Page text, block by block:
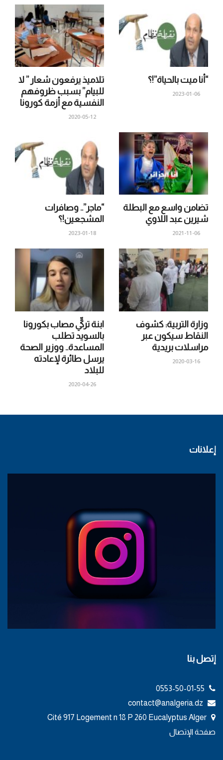
تلاميذ يرفعون شعار ” لا
للبيام” بسبب ظروفهم
النفسية مع أزمة كورونا
2020-05-12
“أنا ميت بالحياة”!؟
2023-01-06
“ماجر”.. وصافرات
المشجعين!؟
2023-01-18
تضامن واسع مع البطلة
شيرين عبد اللاوي
2021-11-06
ابنة تركيٍّ مصاب بكورونا
بالسويد تطلب
المساعدة.. ووزير الصحة
يرسل طائرة لإعادته
للبلاد
2020-04-26
وزارة التربية: كشوف
النقاط سيكون عبر
مراسلات بريدية
2020-03-16
إعلانات
إتصل بنا
صفحة الإتصال